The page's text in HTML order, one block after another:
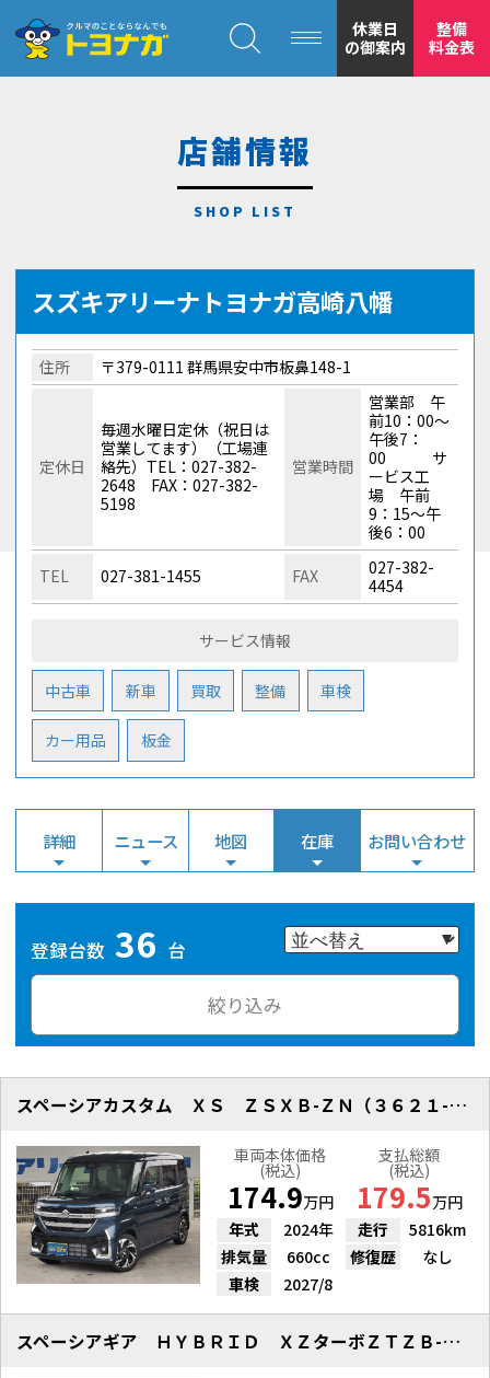
安心の
もトヨナガ
休業日
の御案内
整備
料金表
店舗情報
スズキアリーナトヨナガ高崎八幡
住所 〒379-0111 群馬県安中市板鼻148-1
定休日
毎週水曜日定休（祝日は
営業してます）（工場連
絡先）TEL：027-382-
2648 FAX：027-382-
5198
営業時間
営業部 午
前10：00～
午後7：
00 サ
ービス工
場 午前
9：15～午
後6：00
TEL
027-381-1455 FAX
027-382-
4454
サービス情報
中古車 新車 買取 整備 車検
カー用品 板金
詳細 ニュース 地図 在庫 お問い合わせ
登録台数 36 台
絞り込み
スペーシアカスタム ＸＳ ＺＳＸＢ-ＺＮ（３６２１-ＷＡＬ）
車両本体価格
(税込)
174.9万円
支払総額
(税込)
179.5万円
年式
2024年 走行
5816km
排気量
660cc 修復歴
なし
車検
2027/8
スペーシアギア ＨＹＢＲＩＤ ＸＺターボＺＴＺＢ-ＺＮ（４５６０-ＦＣＴ）